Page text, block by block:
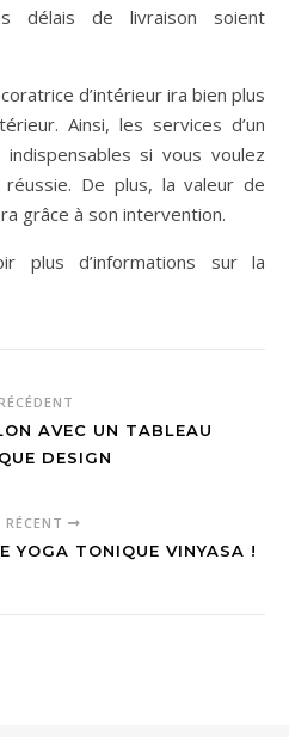
délais de livraison soient
d’intérieur ira bien plus
Ainsi, les services d’un
si vous voulez
réussie. De plus, la valeur de
grâce à son intervention.
plus d’informations sur la
AVEC UN TABLEAU
DESIGN
RÉCENT
YOGA TONIQUE VINYASA !